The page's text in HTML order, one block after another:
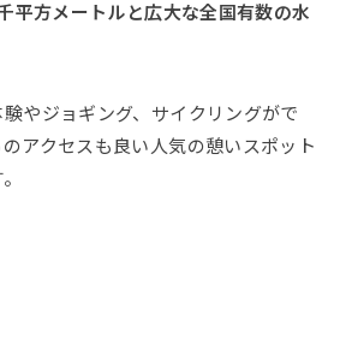
平方メートルと広大な全国有数の水
やジョギング、サイクリングがで
アクセスも良い人気の憩いスポット